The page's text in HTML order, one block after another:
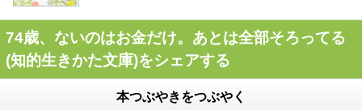
74歳、ないのはお金だけ。あとは全部そろってる
(知的生きかた文庫)をシェアする
本つぶやきをつぶやく